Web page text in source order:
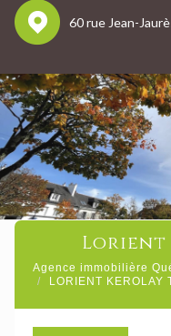
60 rue Jean-
lorient
Agence immobilière
LORIENT KEROLAY